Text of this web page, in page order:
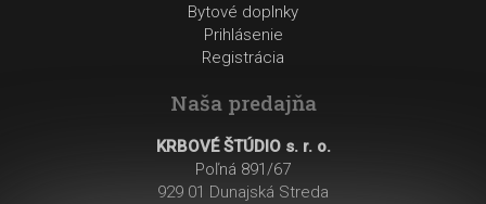
Bytové doplnky
Prihlásenie
Registrácia
Naša predajňa
KRBOVÉ ŠTÚDIO s. r. o.
Poľná 891/67
929 01 Dunajská Streda